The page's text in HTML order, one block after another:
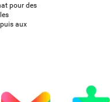
pour des
aux